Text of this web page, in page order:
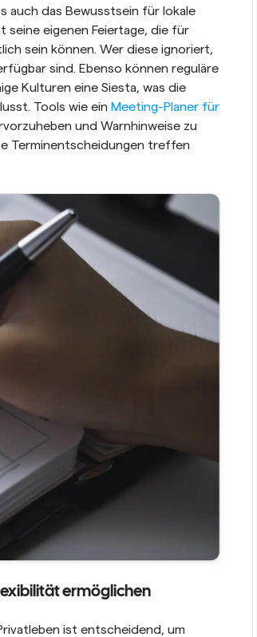
auch das Bewusstsein für lokale
seine eigenen Feiertage, die für
sein können. Wer diese ignoriert,
sind. Ebenso können reguläre
Kulturen eine Siesta, was die
Tools wie ein Meeting-Planer für
und Warnhinweise zu
Terminentscheidungen treffen
ermöglichen
ist entscheidend, um